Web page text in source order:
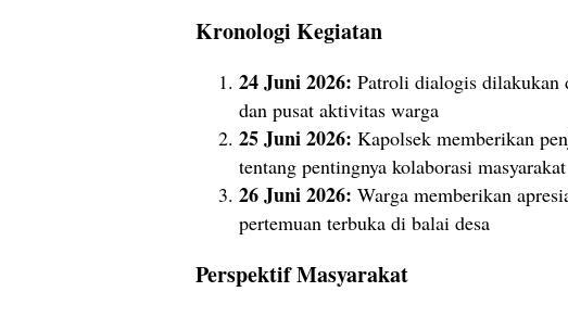
Kronologi Kegiatan
24 Juni 2026: Patroli dialogis dilakukan
dan pusat aktivitas warga
25 Juni 2026: Kapolsek memberikan
tentang pentingnya kolaborasi masyarakat
26 Juni 2026: Warga memberikan
pertemuan terbuka di balai desa
Perspektif Masyarakat